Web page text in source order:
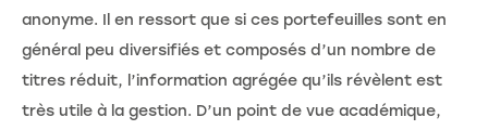
anonyme. Il en ressort que si ces portefeuilles sont en
général peu diversifiés et composés d’un nombre de
titres réduit, l’information agrégée qu’ils révèlent est
très utile à la gestion. D’un point de vue académique,